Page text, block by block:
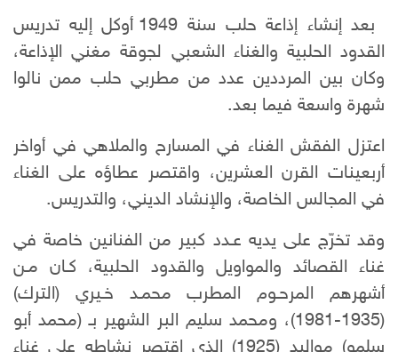
بعد إنشاء إذاعة حلب سنة 1949 أوكل إليه تدريس
القدود الحلبية والغناء الشعبي لجوقة مغني الإذاعة،
وكان بين المرددين عدد من مطربي حلب ممن نالوا
شهرة واسعة فيما بعد.
اعتزل الفقش الغناء في المسارح والملاهي في أواخر
أربعينات القرن العشرين، واقتصر عطاؤه على الغناء
في المجالس الخاصة، والإنشاد الديني، والتدريس.
وقد تخرّج على يديه عـدد كبير من الفنانين خاصة في
غناء القصائد والمواويل والقدود الحلبية، كـان مـن
أشهرهم المرحـوم المطرب محمـد خـيري (الترك)
(1935-1981)، ومحمد سليم البر الشهير بـ (محمد أبو
سلمو) مواليد (1925) الذي اقتصر نشاطه على غناء